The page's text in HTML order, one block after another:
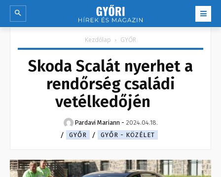
Kezdőlap GYŐR
Skoda Scalát nyerhet a
rendőrség családi
vetélkedőjén
Pardavi Mariann - 2024.04.18.
GYŐR
GYŐR - KÖZÉLET